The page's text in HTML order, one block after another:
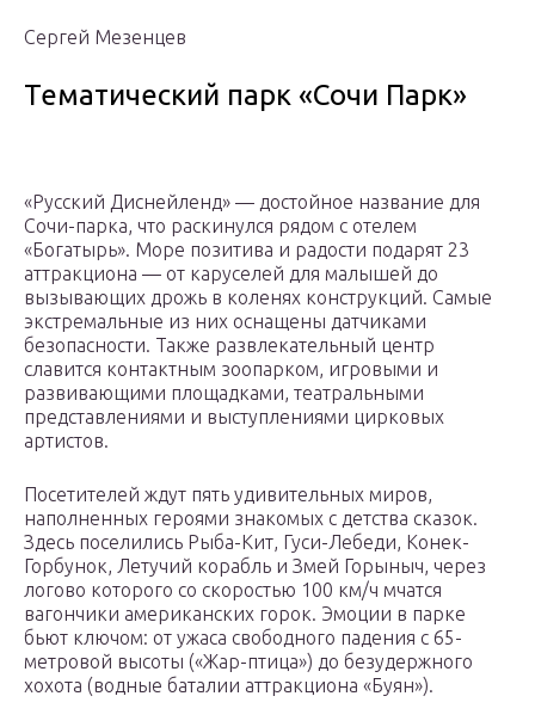
Сергей Мезенцев
Тематический парк «Сочи Парк»
«Русский Диснейленд» — достойное название для
Сочи-парка, что раскинулся рядом с отелем
«Богатырь». Море позитива и радости подарят 23
аттракциона — от каруселей для малышей до
вызывающих дрожь в коленях конструкций. Самые
экстремальные из них оснащены датчиками
безопасности. Также развлекательный центр
славится контактным зоопарком, игровыми и
развивающими площадками, театральными
представлениями и выступлениями цирковых
артистов.
Посетителей ждут пять удивительных миров,
наполненных героями знакомых с детства сказок.
Здесь поселились Рыба-Кит, Гуси-Лебеди, Конек-
Горбунок, Летучий корабль и Змей Горыныч, через
логово которого со скоростью 100 км/ч мчатся
вагончики американских горок. Эмоции в парке
бьют ключом: от ужаса свободного падения с 65-
метровой высоты («Жар-птица») до безудержного
хохота (водные баталии аттракциона «Буян»).